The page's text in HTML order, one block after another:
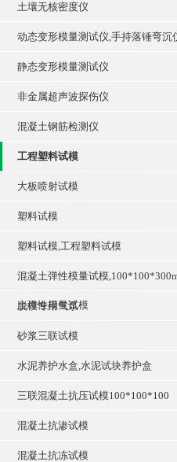
土壤无核密度仪
动态变形模量测试仪,手持落锤弯沉
静态变形模量测试仪
非金属超声波探伤仪
混凝土钢筋检测仪
工程塑料试模
大板喷射试模
塑料试模
塑料试模,工程塑料试模
混凝土弹性模量试模
土弹性模量试模
脱模专用气泵
砂浆三联试模
水泥养护水盒,水泥试块养护盒
三联混凝土抗压试模100*100*100
混凝土抗渗试模
混凝土抗冻试模